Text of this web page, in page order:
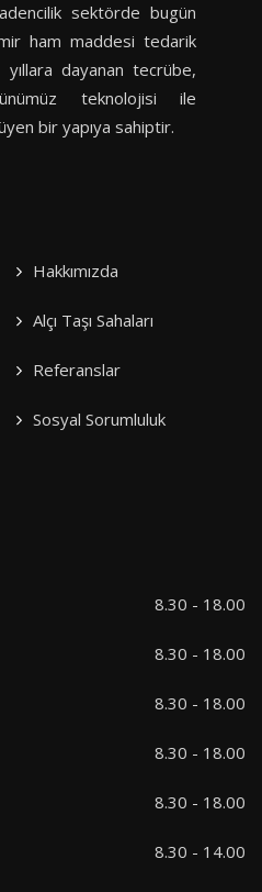
sektörde bugün
ham maddesi tedarik
dayanan tecrübe,
teknolojisi ile
bir yapıya sahiptir.
Hakkımızda
Alçı Taşı Sahaları
Referanslar
Sosyal Sorumluluk
8.30 - 18.00
8.30 - 18.00
8.30 - 18.00
8.30 - 18.00
8.30 - 18.00
8.30 - 14.00